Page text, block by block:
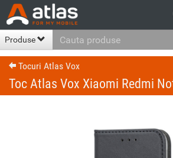
Produse
Tocuri Atlas Vox
Toc Atlas Vox Xiaomi Redmi